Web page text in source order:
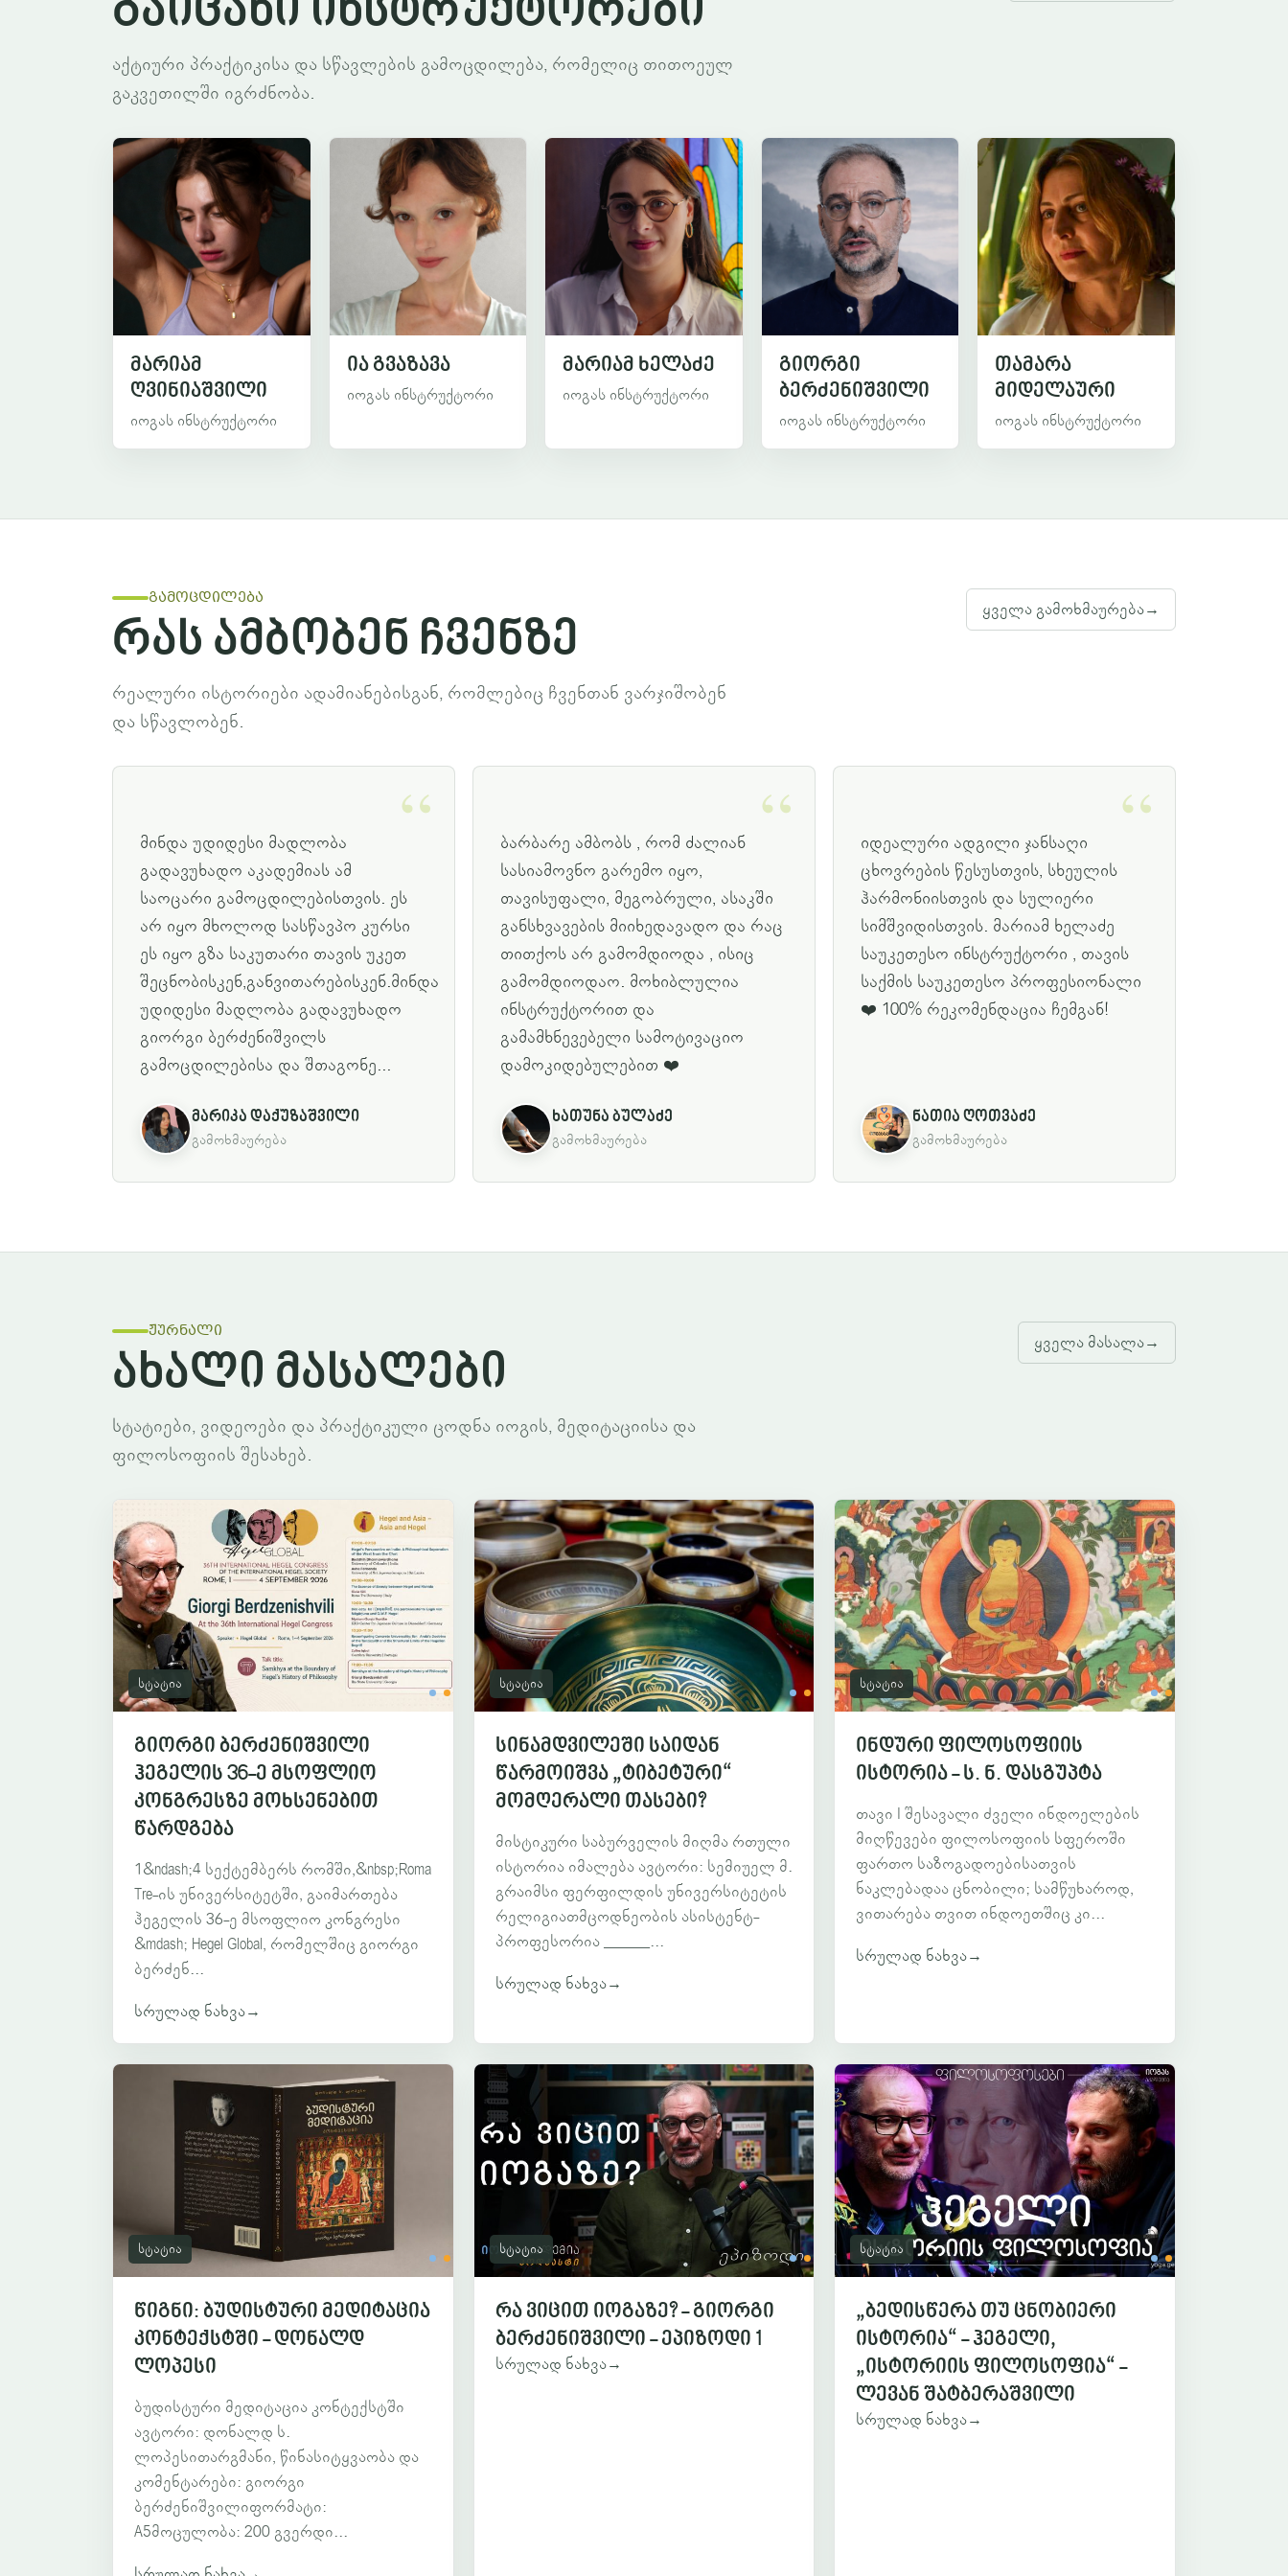
გაიცანი ინსტრუქტორები
აქტიური პრაქტიკისა და სწავლების გამოცდილება, რომელიც თითოეულ
გაკვეთილში იგრძნობა.
მარიამ
ღვინიაშვილი
იოგას ინსტრუქტორი
ია გვაზავა
იოგას ინსტრუქტორი
მარიამ ხელაძე
იოგას ინსტრუქტორი
გიორგი
ბერძენიშვილი
იოგას ინსტრუქტორი
თამარა
მიდელაური
იოგას ინსტრუქტორი
გამოცდილება
რას ამბობენ ჩვენზე
რეალური ისტორიები ადამიანებისგან, რომლებიც ჩვენთან ვარჯიშობენ
და სწავლობენ.
ყველა გამოხმაურება→
მინდა უდიდესი მადლობა
გადავუხადო აკადემიას ამ
საოცარი გამოცდილებისთვის. ეს
არ იყო მხოლოდ სასწავპო კურსი
ეს იყო გზა საკუთარი თავის უკეთ
შეცნობისკენ,განვითარებისკენ.მინდა
უდიდესი მადლობა გადავუხადო
გიორგი ბერძენიშვილს
გამოცდილებისა და შთაგონე...
მარიკა დაქუზაშვილი
გამოხმაურება
ბარბარე ამბობს , რომ ძალიან
სასიამოვნო გარემო იყო,
თავისუფალი, მეგობრული, ასაკში
განსხვავების მიიხედავადო და რაც
თითქოს არ გამომდიოდა , ისიც
გამომდიოდაო. მოხიბლულია
ინსტრუქტორით და
გამამხნევებელი სამოტივაციო
დამოკიდებულებით ❤️
ხათუნა ბულაძე
გამოხმაურება
იდეალური ადგილი ჯანსაღი
ცხოვრების წესუსთვის, სხეულის
ჰარმონიისთვის და სულიერი
სიმშვიდისთვის. მარიამ ხელაძე
საუკეთესო ინსტრუქტორი , თავის
საქმის საუკეთესო პროფესიონალი
❤️ 100% რეკომენდაცია ჩემგან!
ნათია ღოთვაძე
გამოხმაურება
ჟურნალი
ახალი მასალები
სტატიები, ვიდეოები და პრაქტიკული ცოდნა იოგის, მედიტაციისა და
ფილოსოფიის შესახებ.
ყველა მასალა→
სტატია
გიორგი ბერძენიშვილი
ჰეგელის 36-ე მსოფლიო
კონგრესზე მოხსენებით
წარდგება
1&ndash;4 სექტემბერს რომში,&nbsp;Roma
Tre-ის უნივერსიტეტში, გაიმართება
ჰეგელის 36-ე მსოფლიო კონგრესი
&mdash; Hegel Global, რომელშიც გიორგი
ბერძენ...
სრულად ნახვა→
სტატია
სინამდვილეში საიდან
წარმოიშვა „ტიბეტური“
მომღერალი თასები?
მისტიკური საბურველის მიღმა რთული
ისტორია იმალება ავტორი: სემიუელ მ.
გრაიმსი ფერფილდის უნივერსიტეტის
რელიგიათმცოდნეობის ასისტენტ-
პროფესორია ______...
სრულად ნახვა→
სტატია
ინდური ფილოსოფიის
ისტორია - ს. ნ. დასგუპტა
თავი I შესავალი ძველი ინდოელების
მიღწევები ფილოსოფიის სფეროში
ფართო საზოგადოებისათვის
ნაკლებადაა ცნობილი; სამწუხაროდ,
ვითარება თვით ინდოეთშიც კი...
სრულად ნახვა→
სტატია
წიგნი: ბუდისტური მედიტაცია
კონტექსტში - დონალდ
ლოპესი
ბუდისტური მედიტაცია კონტექსტში
ავტორი: დონალდ ს.
ლოპესითარგმანი, წინასიტყვაობა და
კომენტარები: გიორგი
ბერძენიშვილიფორმატი:
A5მოცულობა: 200 გვერდი...
სტატია
რა ვიცით იოგაზე? - გიორგი
ბერძენიშვილი - ეპიზოდი 1
სრულად ნახვა→
სტატია
„ბედისწერა თუ ცნობიერი
ისტორია“ - ჰეგელი,
„ისტორიის ფილოსოფია“ -
ლევან შატბერაშვილი
სრულად ნახვა→